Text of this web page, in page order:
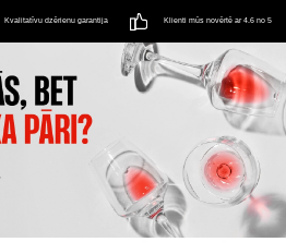
Kvalitatīvu dzērienu garantija Klienti mūs novērtē ar 4.6 no 5